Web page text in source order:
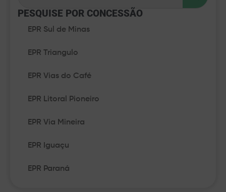
PESQUISE POR CONCESSÃO​
EPR Sul de Minas
EPR Triangulo
EPR Vias do Café
EPR Litoral Pioneiro
EPR Via Mineira
EPR Iguaçu
EPR Paraná